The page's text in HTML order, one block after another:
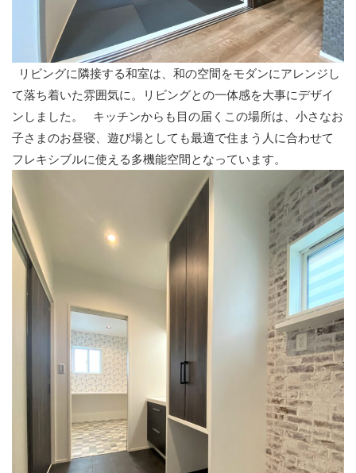
リビングに隣接する和室は、和の空間をモダンにアレンジし
て落ち着いた雰囲気に。リビングとの一体感を大事にデザイ
ンしました。 キッチンからも目の届くこの場所は、小さなお
子さまのお昼寝、遊び場としても最適で住まう人に合わせて
フレキシブルに使える多機能空間となっています。